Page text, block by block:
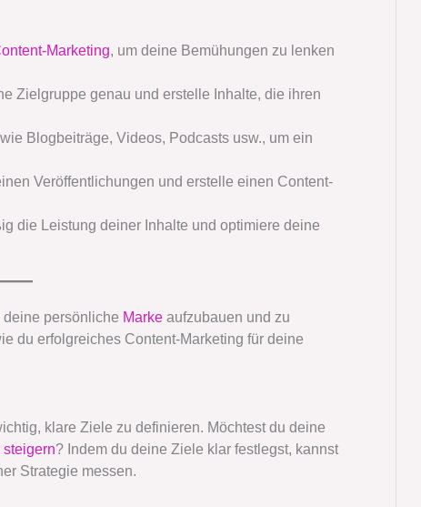
Marketing, um deine Bemühungen zu lenken
Zielgruppe genau und erstelle Inhalte, die ihren
Blogbeiträge, Videos, Podcasts usw., um ein
Veröffentlichungen und erstelle einen Content-
die Leistung deiner Inhalte und optimiere deine
deine persönliche Marke aufzubauen und zu
du erfolgreiches Content-Marketing für deine
klare Ziele zu definieren. Möchtest du deine
steigern? Indem du deine Ziele klar festlegst, kannst
Strategie messen.